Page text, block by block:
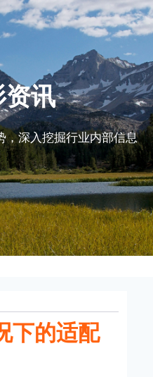
讯
，深入挖掘行业内部信息
下的适配